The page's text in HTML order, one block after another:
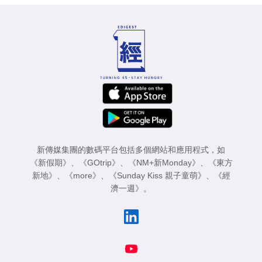
新傳媒集團的數碼平台包括多個網站和應用程式，如
《新假期》 、 《GOtrip》 、 《NM+新Monday》 、
《東方
新地》 、 《more》 、 《Sunday Kiss 親子童萌》 、
《經
濟一週》 。